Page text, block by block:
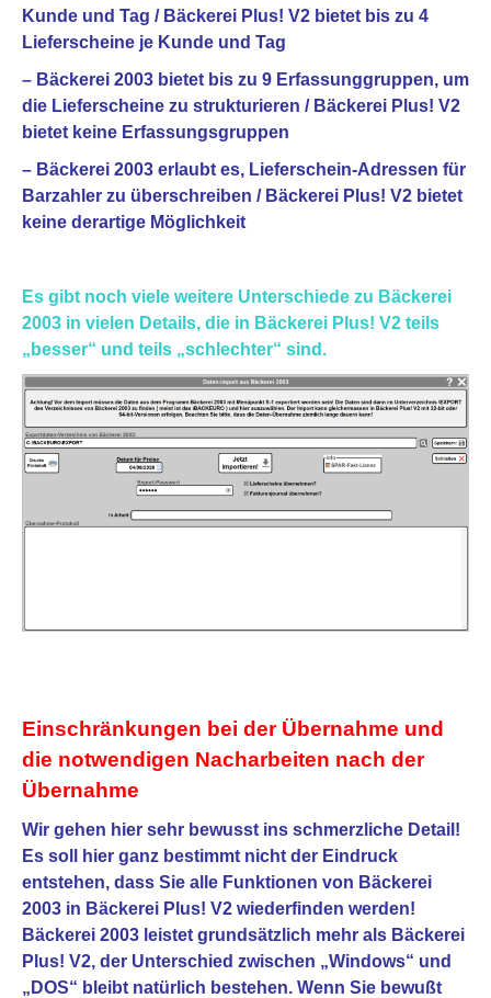
Kunde und Tag / Bäckerei Plus! V2 bietet bis zu 4
Lieferscheine je Kunde und Tag
– Bäckerei 2003 bietet bis zu 9 Erfassunggruppen, um
die Lieferscheine zu strukturieren / Bäckerei Plus! V2
bietet keine Erfassungsgruppen
– Bäckerei 2003 erlaubt es, Lieferschein-Adressen für
Barzahler zu überschreiben / Bäckerei Plus! V2 bietet
keine derartige Möglichkeit
Es gibt noch viele weitere Unterschiede zu Bäckerei
2003 in vielen Details, die in Bäckerei Plus! V2 teils
„besser“ und teils „schlechter“ sind.
Einschränkungen bei der Übernahme und
die notwendigen Nacharbeiten nach der
Übernahme
Wir gehen hier sehr bewusst ins schmerzliche Detail!
Es soll hier ganz bestimmt nicht der Eindruck
entstehen, dass Sie alle Funktionen von Bäckerei
2003 in Bäckerei Plus! V2 wiederfinden werden!
Bäckerei 2003 leistet grundsätzlich mehr als Bäckerei
Plus! V2, der Unterschied zwischen „Windows“ und
„DOS“ bleibt natürlich bestehen. Wenn Sie bewußt